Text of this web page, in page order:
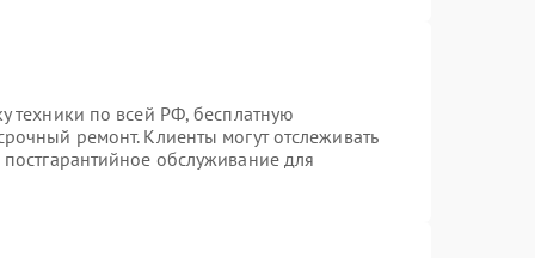
техники по всей РФ, бесплатную
ремонт. Клиенты могут отслеживать
обслуживание для